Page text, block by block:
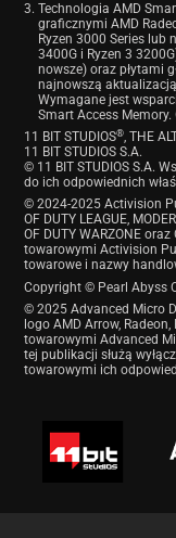
Technologia AMD
graficznymi AMD
Ryzen 3000 Series lub
3400G i Ryzen 3
nowsze) oraz płytami
najnowszą
Wymagane jest
Smart Access Memory.
11 BIT STUDIOS®, THE
11 BIT STUDIOS S.A.
© 11 BIT STUDIOS S.A.
do ich odpowiednich
© 2024-2025 Activision
OF DUTY LEAGUE,
OF DUTY WARZONE
towarowymi Activision
towarowe i nazwy
Copyright © Pearl Abyss
© 2025 Advanced Micro
logo AMD Arrow,
towarowymi Advanced
tej publikacji służą
towarowymi ich